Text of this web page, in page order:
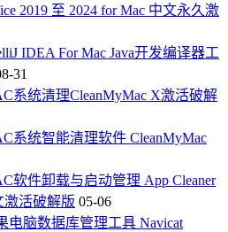
2019 至 2024 for Mac 中文永久激
IDEA For Mac Java开发编译器工
31
系统清理CleanMyMac X激活破解
系统智能清理软件 CleanMyMac
软件卸载与启动管理 App Cleaner
激活破解版 05-06
电脑数据库管理工具 Navicat